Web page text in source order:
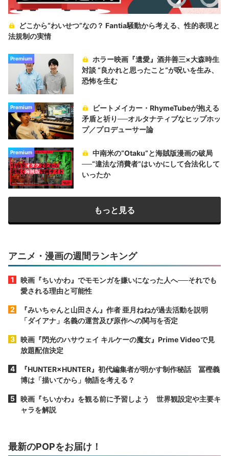
どこから“わいせつ”なの？ Fantia騒動から考える、性的表現と
法規制の実情
Premium
ホラー映画『遺愛』酒井善三×大森時生
対談 “良かれと思ったこと“が呪いを生み、
恐怖を生む
Premium
ビートメイカー・RhymeTubeが抱える
矛盾と祈り──オルタナティブなヒップホッ
プ／プロデューサー論
Premium
中南米の“Otaku”と海賊版漫画の破局
──“違法な消費者”はいかにして合法化して
いったか
もっと見る
アニメ・漫画の週間ランキング
映画『ちいかわ』でモモンガを嫌いになった人へ──それでも
愛される理由と可能性
『みいちゃんと山田さん』作者 亜月ねねが過去活動を説明
「ダイアナ」名義の運営及び原作への関与を否定
映画『閃光のハサウェイ キルケーの魔女』Prime Videoで見
放題配信決定
『HUNTER×HUNTER』初代編集者が明かす制作秘話 冨樫義
博は「描いてから」物語を考える？
映画『ちいかわ』を観る前に予習しよう 世界観設定や主要キ
ャラを解説
最新のPOPをお届け！